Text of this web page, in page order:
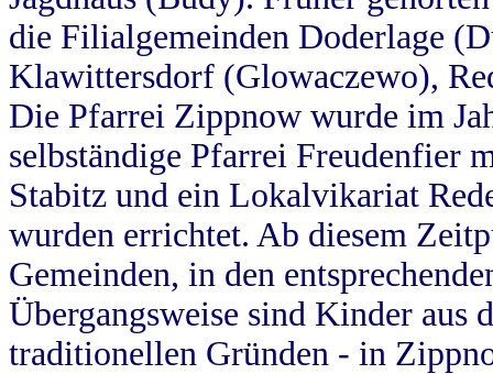
die Filialgemeinden Doderlage
Klawittersdorf (Glowaczewo),
Die Pfarrei Zippnow wurde im
selbständige Pfarrei Freudenfier
Stabitz und ein Lokalvikariat
wurden errichtet. Ab diesem
Gemeinden, in den
Übergangsweise sind Kinder aus
traditionellen Gründen - in